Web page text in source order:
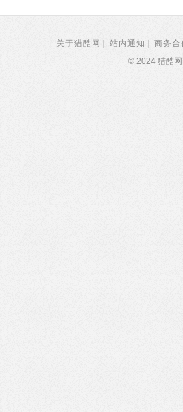
关于猎酷网 站内通知
商务合
© 2024 猎酷